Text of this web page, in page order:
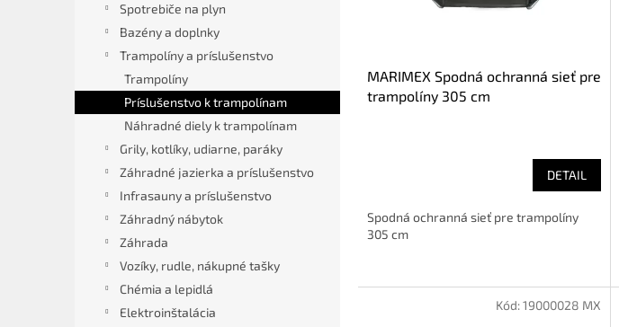
Spotrebiče na plyn
Bazény a doplnky
Trampolíny a príslušenstvo
Trampolíny
Príslušenstvo k trampolínam
Náhradné diely k trampolínam
Grily, kotlíky, udiarne, paráky
Záhradné jazierka a príslušenstvo
Infrasauny a príslušenstvo
Záhradný nábytok
Záhrada
Vozíky, rudle, nákupné tašky
Chémia a lepidlá
Elektroinštalácia
MARIMEX Spodná ochranná sieť pre
trampolíny 305 cm
DETAIL
Spodná ochranná sieť pre trampolíny
305 cm
Kód:19000028 MX